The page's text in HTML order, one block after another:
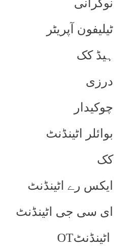
نوکرانی
ٹیلیفون آپریٹر
ہیڈ کک
درزی
چوکیدار
بوائلر اٹینڈنٹ
کک
ایکس رے اٹینڈنٹ
ای سی جی اٹینڈنٹ
OTاٹینڈنٹ